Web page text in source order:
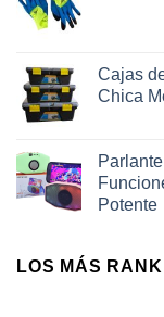
Cajas
Chica
Potente
LOS MÁS